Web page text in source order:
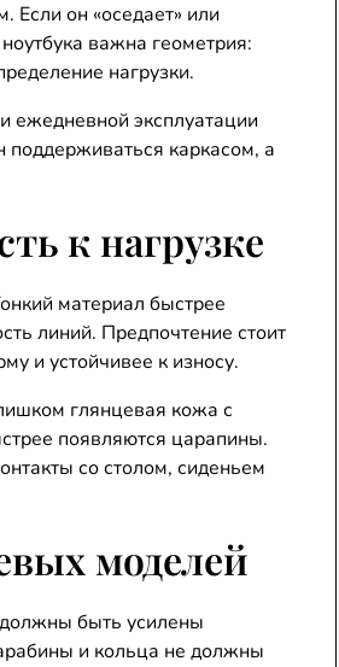
он «оседает» или
важна геометрия:
нагрузки.
ежедневной эксплуатации
каркасом, а
к нагрузке
материал быстрее
линий. Предпочтение стоит
и устойчивее к износу.
глянцевая кожа с
появляются царапины.
со столом, сиденьем
моделей
быть усилены
и кольца не должны